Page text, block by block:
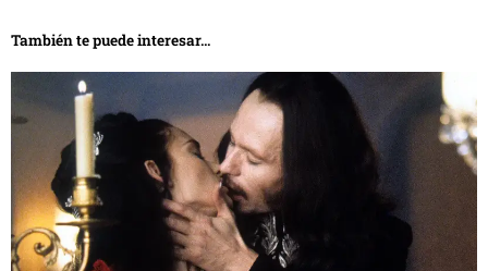
También te puede interesar...